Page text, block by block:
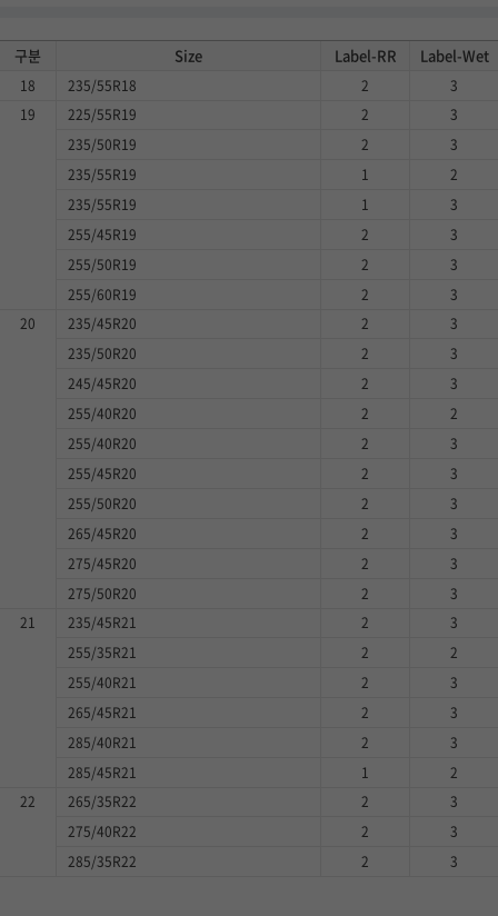
구분 Size Label-RR Label-Wet
18 235/55R18 2
3
19
225/55R19 2
3
235/50R19
2
3
235/55R19
1
2
235/55R19
1
3
255/45R19
2
3
255/50R19
2
3
255/60R19
2
3
20
235/45R20 2
3
235/50R20
2
3
245/45R20
2
3
255/40R20
2
2
255/40R20
2
3
255/45R20
2
3
255/50R20
2
3
265/45R20
2
3
275/45R20
2
3
275/50R20
2
3
21
235/45R21 2
3
255/35R21
2
2
255/40R21
2
3
265/45R21
2
3
285/40R21
2
3
285/45R21
1
2
22
265/35R22 2
3
275/40R22
2
3
285/35R22
2 3